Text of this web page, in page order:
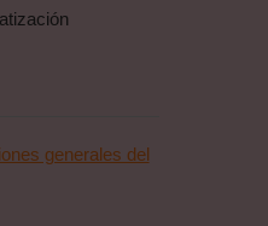
generales del